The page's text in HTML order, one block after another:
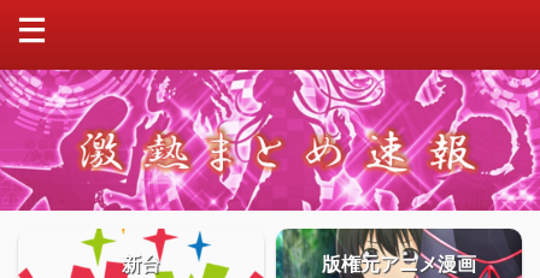
新台 版権元アニメ漫画